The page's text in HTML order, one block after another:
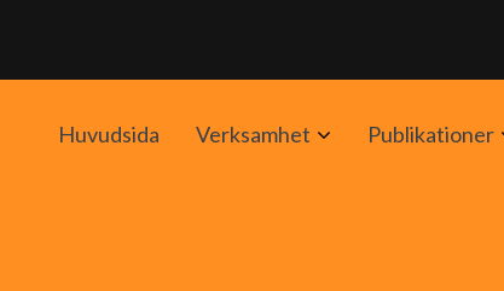
Huvudsida Verksamhet AvaaPublikationer